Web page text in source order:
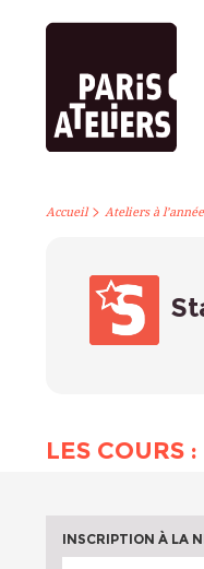
Accueil> Ateliers à l’année
LES COURS
INSCRIPTION À LA